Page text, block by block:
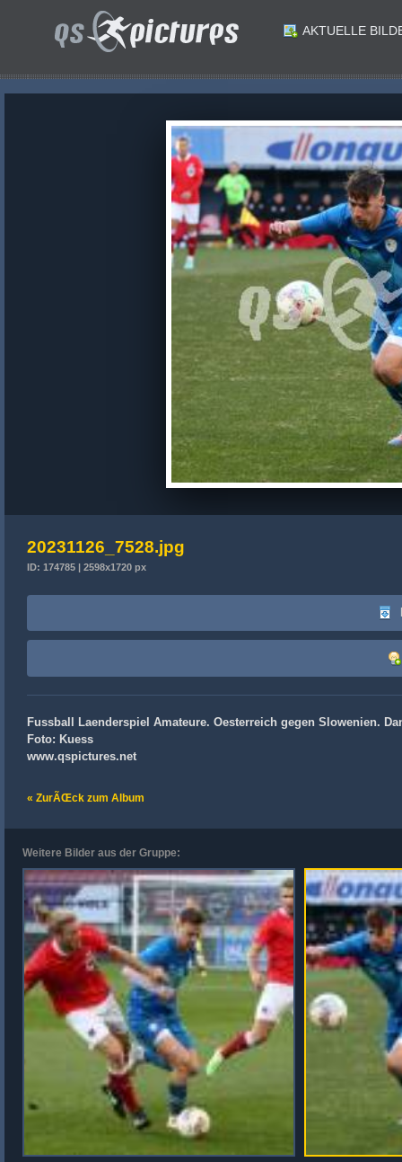
AKTUELLE
20231126_7528.jpg
ID: 174785 | 2598x1720 px
Fussball Laenderspiel Amateure. Oesterreich gegen Slowenien.
Foto: Kuess
www.qspictures.net
« ZurÃŒck zum Album
Weitere Bilder aus der Gruppe: